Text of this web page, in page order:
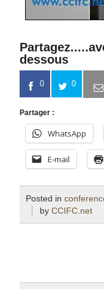
dessous
0 0
Partager :
WhatsApp
E-mail
Posted in
by CCIFC.net